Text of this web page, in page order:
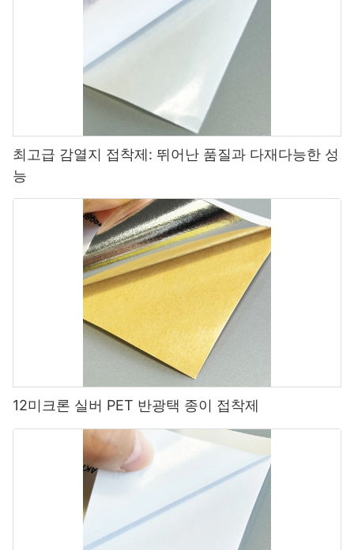
최고급 감열지 접착제: 뛰어난 품질과 다재다능한 성
능
12미크론 실버 PET 반광택 종이 접착제